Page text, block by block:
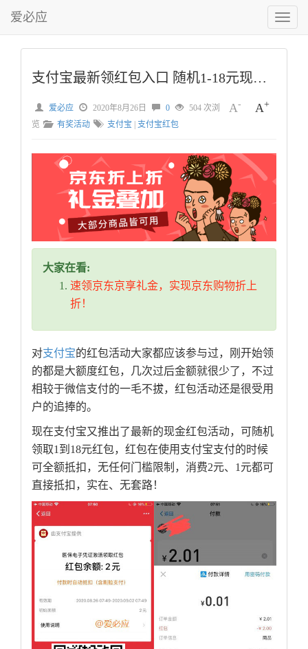
切
换
菜
爱必应
支付宝最新领红包入口 随机1-18元现金红包
A- A+
爱必应 2020年8月26日 0
504 次浏
览
有奖活动 支付宝 支付宝红包
大家在看:
速领京东京享礼金，实现京东购物折上
折！
对支付宝的红包活动大家都应该参与过，刚开始领
的都是大额度红包，几次过后金额就很少了，不过
相较于微信支付的一毛不拔，红包活动还是很受用
户的追捧的。
现在支付宝又推出了最新的现金红包活动，可随机
领取1到18元红包，红包在使用支付宝支付的时候
可全额抵扣，无任何门槛限制，消费2元、1元都可
直接抵扣，实在、无套路！